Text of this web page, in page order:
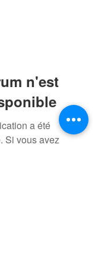
n'est
a été
Si vous avez